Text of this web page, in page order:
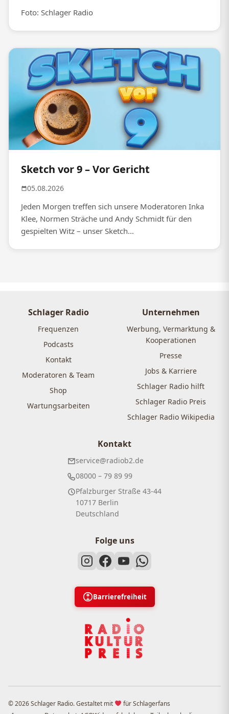
Foto: Schlager Radio
Sketch vor 9 – Vor Gericht
05.08.2026
Jeden Morgen treffen sich unsere Moderatoren Inka
Klee, Normen Sträche und Andy Schmidt für den
gespielten Witz – unser Sketch...
Schlager Radio
Frequenzen
Podcasts
Kontakt
Moderatoren & Team
Shop
Wartungsarbeiten
Unternehmen
Werbung, Vermarktung &
Kooperationen
Presse
Jobs & Karriere
Schlager Radio hilft
Schlager Radio Preis
Schlager Radio Wikipedia
Kontakt
service@radiob2.de
08000 – 79 89 99
Pfalzburger Straße 43-44
10717 Berlin
Deutschland
Folge uns
Barrierefreiheit
© 2026 Schlager Radio. Gestaltet mit
für Schlagerfans